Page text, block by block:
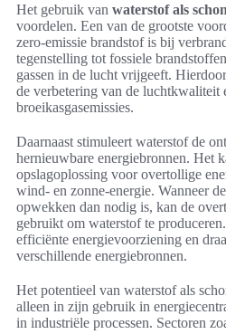
Het gebruik van waterstof als
voordelen. Een van de grootste
zero-emissie brandstof is bij
tegenstelling tot fossiele
gassen in de lucht vrijgeeft.
de verbetering van de luchtkwaliteit
broeikasgasemissies.
Daarnaast stimuleert waterstof de
hernieuwbare energiebronnen. Het
opslagoplossing voor overtollige
wind- en zonne-energie. Wanneer
opwekken dan nodig is, kan de
gebruikt om waterstof te
efficiënte energievoorziening en
verschillende energiebronnen.
Het potentieel van waterstof als
alleen in zijn gebruik in
in industriële processen. Sectoren